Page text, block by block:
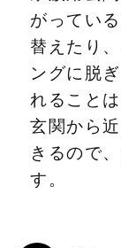
がってい
替えたり
ングに脱
れること
玄関から
きるので
す。